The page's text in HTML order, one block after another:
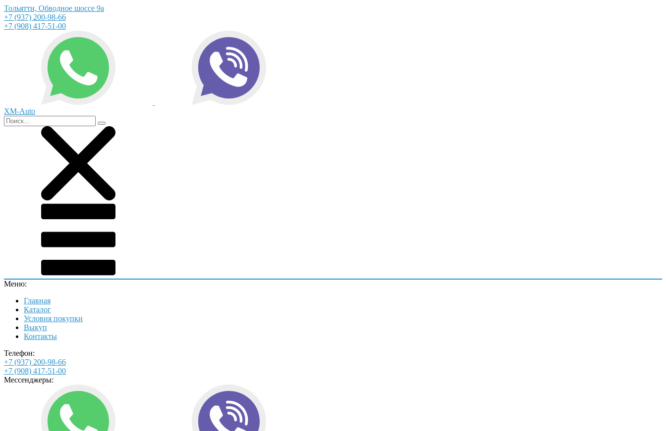
Тольятти, Обводное шоссе 9а
+7 (937) 200-98-66
+7 (908) 417-51-00
XM-Auto
Меню:
Главная
Каталог
Условия покупки
Выкуп
Контакты
Телефон:
+7 (937) 200-98-66
+7 (908) 417-51-00
Мессенджеры: